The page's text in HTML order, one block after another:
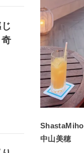
ShastaMiho
中山美穂